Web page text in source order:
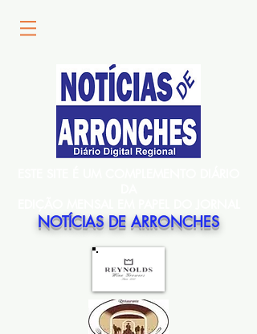
NOTÍCIAS DE ARRONCHES